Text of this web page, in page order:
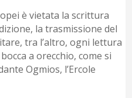
è vietata la scrittura
la trasmissione del
tra l’altro, ogni lettura
a orecchio, come si
Ogmios, l’Ercole